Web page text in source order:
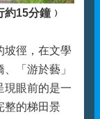
15分鐘﹚
坡徑，在文學
「游於藝」
現眼前的是一
整的梯田景